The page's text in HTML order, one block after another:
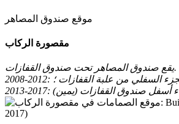
موقع صندوق المصاهر
مقصورة الركاب
يقع صندوق المصاهر تحت صندوق القفازات.
إزالة الجزء السفلي من علبة القفازات ؛
الغطاء أسفل صندوق القفازات (يمين)